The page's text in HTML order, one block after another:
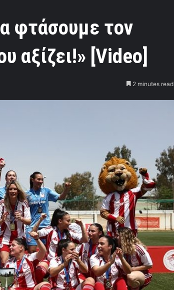
φτάσουμε τον
αξίζει!» [Video]
2 minutes read